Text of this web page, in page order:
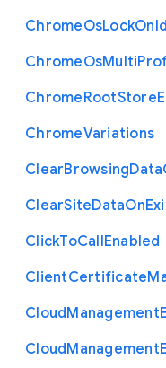
ChromeOsLockOn
ChromeOsMulti
ChromeRootStore
ChromeVariations
ClearBrowsingData
ClearSiteDataOn
ClickToCallEnabled
ClientCertificate
CloudManagement
CloudManagement